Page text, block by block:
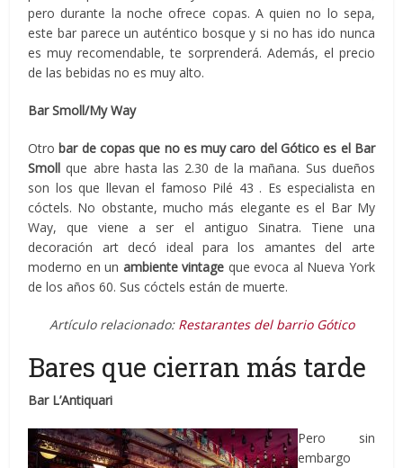
pero durante la noche ofrece copas. A quien no lo sepa,
este bar parece un auténtico bosque y si no has ido nunca
es muy recomendable, te sorprenderá. Además, el precio
de las bebidas no es muy alto.
Bar Smoll/My Way
Otro bar de copas que no es muy caro del Gótico es el Bar
Smoll que abre hasta las 2.30 de la mañana. Sus dueños
son los que llevan el famoso Pilé 43 . Es especialista en
cóctels. No obstante, mucho más elegante es el Bar My
Way, que viene a ser el antiguo Sinatra. Tiene una
decoración art decó ideal para los amantes del arte
moderno en un ambiente vintage que evoca al Nueva York
de los años 60. Sus cóctels están de muerte.
Artículo relacionado: Restarantes del barrio Gótico
Bares que cierran más tarde
Bar L’Antiquari
Pero sin
embargo